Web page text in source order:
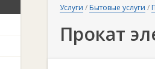
Услуги / Бытовые услуги /
Прокат